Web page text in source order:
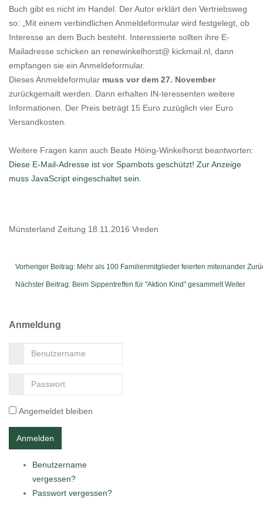
Buch gibt es nicht im Handel. Der Autor erklärt den Vertriebsweg
so: „Mit einem verbindlichen Anmeldeformular wird festgelegt, ob
Interesse an dem Buch besteht. Interessierte sollten ihre E-
Mailadresse schicken an renewinkelhorst@ kickmail.nl, dann
empfangen sie ein Anmeldeformular.
Dieses Anmeldeformular muss vor dem 27. November
zurückgemailt werden. Dann erhalten IN-teressenten weitere
Informationen. Der Preis beträgt 15 Euro zuzüglich vier Euro
Versandkosten.
Weitere Fragen kann auch Beate Höing-Winkelhorst beantworten:
Diese E-Mail-Adresse ist vor Spambots geschützt! Zur Anzeige
muss JavaScript eingeschaltet sein.
Münsterland Zeitung 18.11.2016 Vreden
Vorheriger Beitrag: Mehr als 100 Familienmitglieder feierten miteinander
Nächster Beitrag: Beim Sippentreffen für "Aktion Kind" gesammelt Weiter
Anmeldung
Angemeldet bleiben
Benutzername
vergessen?
Passwort vergessen?